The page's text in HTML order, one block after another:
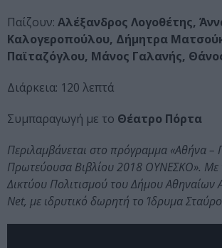
Παίζουν: Αλέξανδρος Λογοθέτης,
Καλογεροπούλου, Δήμητρα
Παϊταζόγλου, Μάνος Γαλανής,
Διάρκεια: 120 λεπτά
Συμπαραγωγή με το Θέατρο Πόρτα
Περιλαμβάνεται στο πρόγραμμα «Αθήνα –
Πρωτεύουσα Βιβλίου 2018 ΟΥΝΕΣΚΟ». Mε
Δικτύου Πολιτισμού του Δήμου Αθηναίων
Net, με ιδρυτικό δωρητή το Ίδρυμα